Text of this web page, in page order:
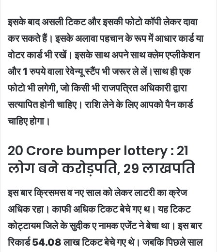
इसके बाद असली टिकट और इसकी फोटो कॉपी लेकर दावा
कर सकते हैं। इसके अलावा पहचान के रूप में आधार कार्ड या
वोटर कार्ड भी रखें। इसके साथ अपने साथ क्लेम एप्लीकेशन
और 1 रुपये वाला रेवेन्यू स्टैंप भी जरूर ले लें।साथ ही एक
फोटो भी लगेगी, जो किसी भी राजपत्रित अधिकारी द्वारा
सत्यापित होनी चाहिए। राशि लेने के लिए आपको पैन कार्ड
चाहिए होगा।
20 Crore bumper lottery : 21
लोग बने करोड़पति, 29 लाखपति
इस बार क्रिसमस व नए साल को लेकर लाटरी का क्रेज
अधिक रहा। काफी अधिक टिकट बेचे गए थ। यह टिकट
कोट्टायम जिले के सुदीक ए नामक एजेंट ने बेचा था। इस बार
रिकार्ड 54.08 लाख टिकट बेचे गए थे। जबकि पिछले साल